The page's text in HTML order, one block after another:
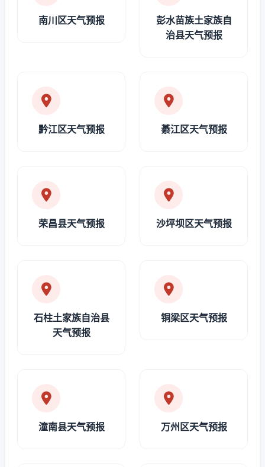
南川区天气预报
彭水苗族土家族自
治县天气预报
黔江区天气预报 綦江区天气预报
荣昌县天气预报 沙坪坝区天气预报
石柱土家族自治县
天气预报
铜梁区天气预报
潼南县天气预报 万州区天气预报